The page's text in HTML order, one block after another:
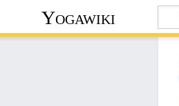
Yogawiki